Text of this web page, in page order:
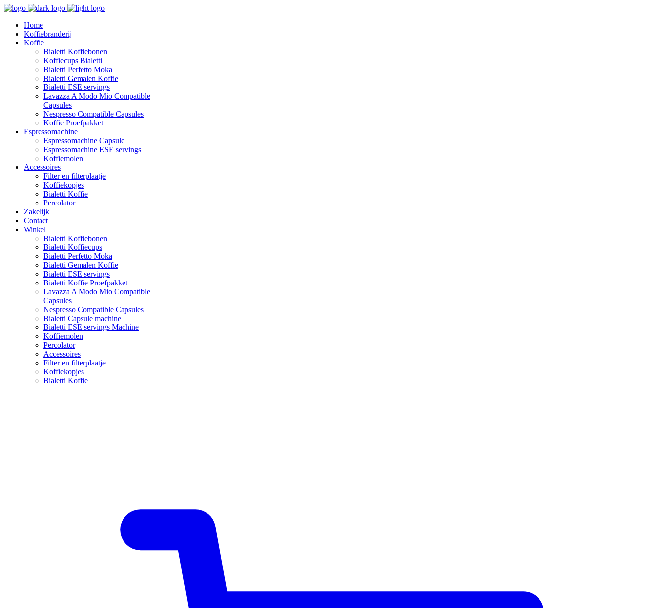
Home
Koffiebranderij
Koffie
Bialetti Koffiebonen
Koffiecups Bialetti
Bialetti Perfetto Moka
Bialetti Gemalen Koffie
Bialetti ESE servings
Lavazza A Modo Mio Compatible
Capsules
Nespresso Compatible Capsules
Koffie Proefpakket
Espressomachine
Espressomachine Capsule
Espressomachine ESE servings
Koffiemolen
Accessoires
Filter en filterplaatje
Koffiekopjes
Bialetti Koffie
Percolator
Zakelijk
Contact
Winkel
Bialetti Koffiebonen
Bialetti Koffiecups
Bialetti Perfetto Moka
Bialetti Gemalen Koffie
Bialetti ESE servings
Bialetti Koffie Proefpakket
Lavazza A Modo Mio Compatible
Capsules
Nespresso Compatible Capsules
Bialetti Capsule machine
Bialetti ESE servings Machine
Koffiemolen
Percolator
Accessoires
Filter en filterplaatje
Koffiekopjes
Bialetti Koffie